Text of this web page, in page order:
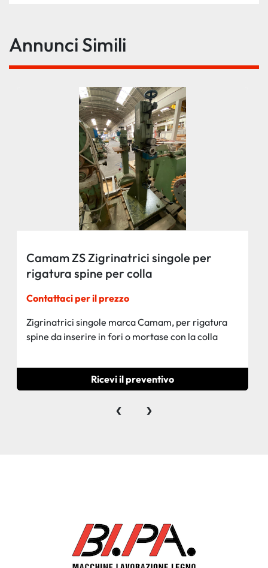
Annunci Simili
Camam ZS Zigrinatrici singole per
rigatura spine per colla
Contattaci per il prezzo
Zigrinatrici singole marca Camam, per rigatura
spine da inserire in fori o mortase con la colla
Ricevi il preventivo
‹ ›